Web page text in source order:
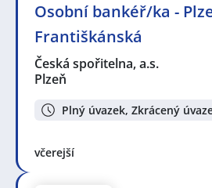
Osobní bankéř/ka -
Františkánská
Česká spořitelna, a.s.
Plzeň
Plný úvazek, Zkrácený
včerejší